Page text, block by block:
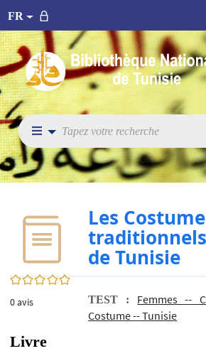
FR
0/5
0avis
Les
de Tunisie
TEST : Femmes --
Costume -- Tunisie
Livre